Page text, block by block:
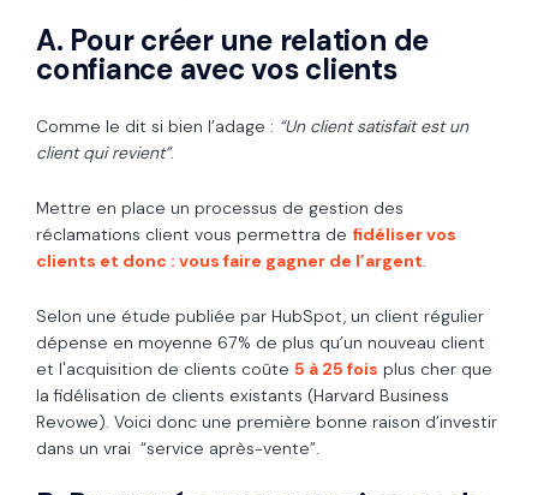
A. Pour créer une relation de
confiance avec vos clients
Comme le dit si bien l’adage : “Un client satisfait est un
client qui revient”.
Mettre en place un processus de gestion des
réclamations client vous permettra de fidéliser vos
clients et donc : vous faire gagner de l’argent.
Selon une étude publiée par HubSpot, un client régulier
dépense en moyenne 67% de plus qu’un nouveau client
et l'acquisition de clients coûte 5 à 25 fois plus cher que
la fidélisation de clients existants (Harvard Business
Revowe). Voici donc une première bonne raison d’investir
dans un vrai “service après-vente”.